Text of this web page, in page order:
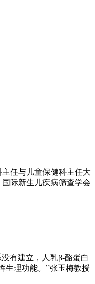
任与儿童保健科主任大
际新生儿疾病筛查学会
有建立，人乳β-酪蛋白
生理功能。”张玉梅教授